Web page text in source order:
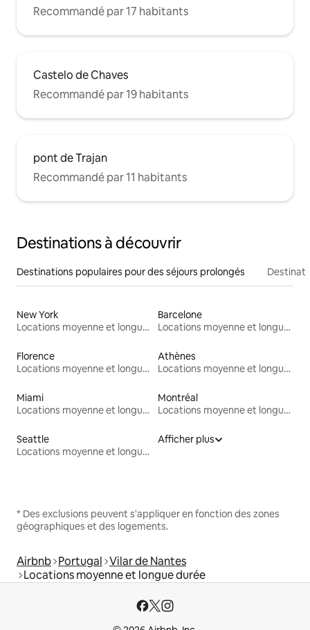
Recommandé par 17 habitants
Castelo de Chaves
Recommandé par 19 habitants
pont de Trajan
Recommandé par 11 habitants
Destinations à découvrir
Destinations populaires pour des séjours prolongés
New York
Locations moyenne et longue durée
Barcelone
Locations moyenne et longue durée
Florence
Locations moyenne et longue durée
Athènes
Locations moyenne et longue durée
Miami
Locations moyenne et longue durée
Montréal
Locations moyenne et longue durée
Seattle
Locations moyenne et longue durée
Afficher plus
* Des exclusions peuvent s'appliquer en fonction des zones
géographiques et des logements.
Airbnb Portugal Vilar de Nantes
Locations moyenne et longue durée